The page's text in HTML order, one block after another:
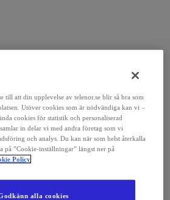
till att din upplevelse av telenor.se blir så bra som
Utöver cookies som är nödvändiga kan vi –
cookies för statistik och personaliserad
in delar vi med andra företag som vi
och analys. Du kan när som helst återkalla
på ”Cookie-inställningar” längst ner på
Policy
alla cookies